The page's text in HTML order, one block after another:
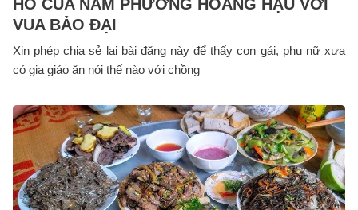
HÔ CỦA NAM PHƯƠNG HOÀNG HẬU VỚI
VUA BẢO ĐẠI
Xin phép chia sẻ lại bài đăng này để thấy con gái, phụ nữ xưa
có gia giáo ăn nói thế nào với chồng